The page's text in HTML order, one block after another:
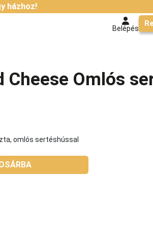
házhoz!
Belépés
Cheese Omlós
omlós sertéshússal